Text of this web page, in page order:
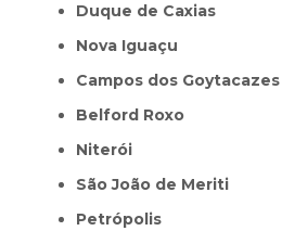
Duque de Caxias
Nova Iguaçu
Campos dos Goytacazes
Belford Roxo
Niterói
São João de Meriti
Petrópolis